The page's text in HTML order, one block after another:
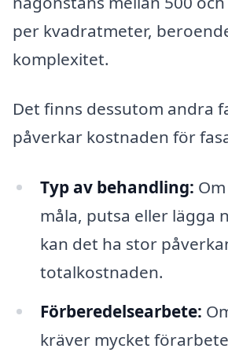
per kvadratmeter,
komplexitet.
Det finns dessutom andra
påverkar kostnaden för
Typ av behandling:
måla, putsa eller lägga
kan det ha stor
totalkostnaden.
Förberedelsearbete:
kräver mycket